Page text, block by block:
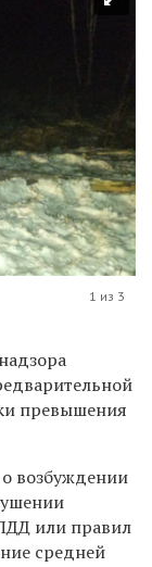
1 из 3
превышения
возбуждении
или правил
средней